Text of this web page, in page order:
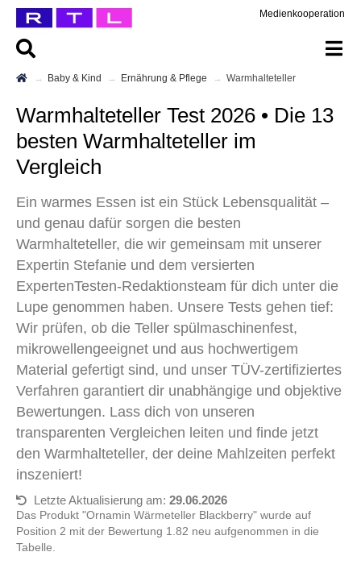
Medienkooperation
Baby & Kind Ernährung & Pflege Warmhalteteller
Warmhalteteller Test 2026 • Die 13
besten Warmhalteteller im
Vergleich
Ein warmes Essen ist ein Stück Lebensqualität –
und genau dafür sorgen die besten
Warmhalteteller, die wir gemeinsam mit unserer
Expertin Stefanie und dem versierten
ExpertenTesten-Redaktionsteam für dich unter die
Lupe genommen haben. Unsere Tests gehen tief:
Wir prüfen, ob die Teller spülmaschinenfest,
mikrowellengeeignet und aus hochwertigem
Material gefertigt sind, und unser TÜV-zertifiziertes
Verfahren garantiert dir unabhängige und objektive
Bewertungen. Lass dich von unseren
transparenten Vergleichen leiten und finde jetzt
den Warmhalteteller, der deine Mahlzeiten perfekt
inszeniert!
Letzte Aktualisierung am: 29.06.2026
Das Produkt "Ornamin Wärmeteller Blackberry" wurde auf
Position 2 mit der Bewertung 1.82 neu aufgenommen in die
Tabelle.